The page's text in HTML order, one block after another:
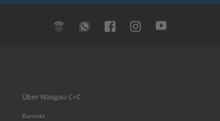
Über Wasgau C+C
Kontakt